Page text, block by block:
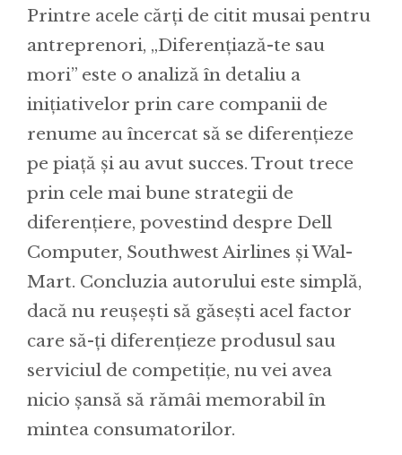
Printre acele cărți de citit musai pentru
antreprenori, „Diferențiază-te sau
mori” este o analiză în detaliu a
inițiativelor prin care companii de
renume au încercat să se diferențieze
pe piață și au avut succes. Trout trece
prin cele mai bune strategii de
diferențiere, povestind despre Dell
Computer, Southwest Airlines și Wal-
Mart. Concluzia autorului este simplă,
dacă nu reușești să găsești acel factor
care să-ți diferențieze produsul sau
serviciul de competiție, nu vei avea
nicio șansă să rămâi memorabil în
mintea consumatorilor.